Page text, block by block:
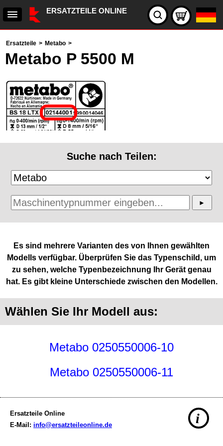
ERSATZTEILE ONLINE
Ersatzteile > Metabo >
Metabo P 5500 M
Suche nach Teilen:
Es sind mehrere Varianten des von Ihnen gewählten
Modells verfügbar. Überprüfen Sie das Typenschild, um
zu sehen, welche Typenbezeichnung Ihr Gerät genau
hat. Es gibt kleine Unterschiede zwischen den Modellen.
Wählen Sie Ihr Modell aus:
Metabo 0250550006-10
Metabo 0250550006-11
Ersatzteile Online
E-Mail: info@ersatzteileonline.de i